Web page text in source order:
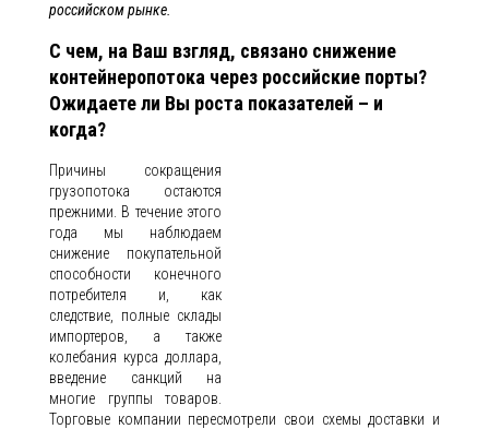
российском рынке.
С чем, на Ваш взгляд, связано снижение
контейнеропотока через российские порты?
Ожидаете ли Вы роста показателей – и
когда?
Причины сокращения
грузопотока остаются
прежними. В течение этого
года мы наблюдаем
снижение покупательной
способности конечного
потребителя и, как
следствие, полные склады
импортеров, а также
колебания курса доллара,
введение санкций на
многие группы товаров.
Торговые компании пересмотрели свои схемы доставки и